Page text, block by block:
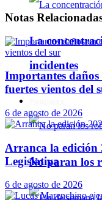
La
incidentes
No paran los
Notas
Importantes
fuertes vientos del
6 de agosto de 2026
Arranca la edición
Legislativa
6 de agosto de 2026